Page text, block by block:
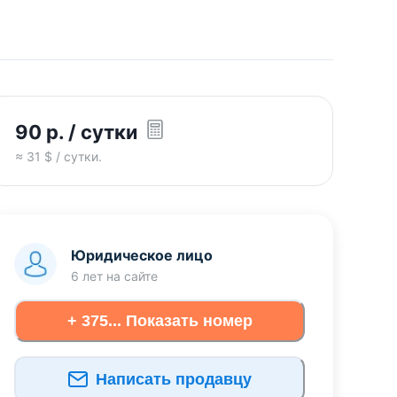
90 р. / сутки
≈ 31 $ / сутки.
Юридическое лицо
6 лет на сайте
+ 375... Показать номер
Написать продавцу